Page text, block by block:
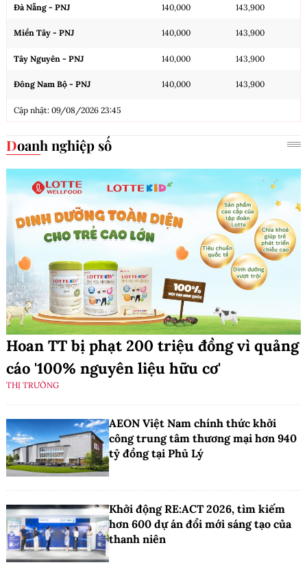
Đà Nẵng - PNJ 140,000 143,900
Miền Tây - PNJ 140,000 143,900
Tây Nguyên - PNJ 140,000 143,900
Đông Nam Bộ - PNJ 140,000 143,900
Cập nhật: 09/08/2026 23:45
Doanh nghiệp số
Hoan TT bị phạt 200 triệu đồng vì quảng
cáo '100% nguyên liệu hữu cơ'
THỊ TRƯỜNG
AEON Việt Nam chính thức khởi
công trung tâm thương mại hơn 940
tỷ đồng tại Phủ Lý
Khởi động RE:ACT 2026, tìm kiếm
hơn 600 dự án đổi mới sáng tạo của
thanh niên